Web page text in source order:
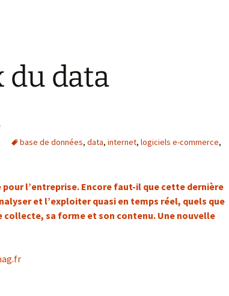
du data
base de données, data, internet, logiciels e-commerce,
pour l’entreprise. Encore faut-il que cette dernière
et l’exploiter quasi en temps réel, quels que
collecte, sa forme et son contenu. Une nouvelle